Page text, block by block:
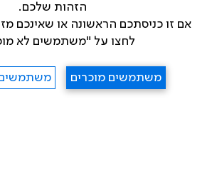
הזהות שלכם.
אם זו כניסתכם הראשונה או שאינכם
לחצו על "משתמשים לא
משתמשים מוכרים משתמשים